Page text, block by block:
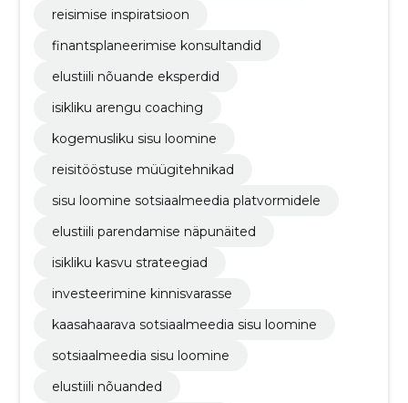
reisimise inspiratsioon
finantsplaneerimise konsultandid
elustiili nõuande eksperdid
isikliku arengu coaching
kogemusliku sisu loomine
reisitööstuse müügitehnikad
sisu loomine sotsiaalmeedia platvormidele
elustiili parendamise näpunäited
isikliku kasvu strateegiad
investeerimine kinnisvarasse
kaasahaarava sotsiaalmeedia sisu loomine
sotsiaalmeedia sisu loomine
elustiili nõuanded